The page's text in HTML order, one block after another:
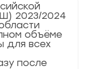
2023/2024
объёме
для всех
после